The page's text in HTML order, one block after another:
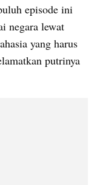
episode ini
negara lewat
yang harus
putrinya